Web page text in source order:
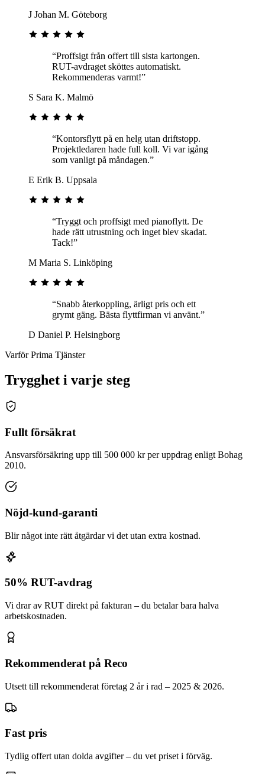
J Johan M. Göteborg
“Proffsigt från offert till sista kartongen.
RUT-avdraget sköttes automatiskt.
Rekommenderas varmt!”
S Sara K. Malmö
“Kontorsflytt på en helg utan driftstopp.
Projektledaren hade full koll. Vi var igång
som vanligt på måndagen.”
E Erik B. Uppsala
“Tryggt och proffsigt med pianoflytt. De
hade rätt utrustning och inget blev skadat.
Tack!”
M Maria S. Linköping
“Snabb återkoppling, ärligt pris och ett
grymt gäng. Bästa flyttfirman vi använt.”
D Daniel P. Helsingborg
Varför Prima Tjänster
Trygghet i varje steg
Fullt försäkrat
Ansvarsförsäkring upp till 500 000 kr per uppdrag enligt Bohag
2010.
Nöjd-kund-garanti
Blir något inte rätt åtgärdar vi det utan extra kostnad.
50% RUT-avdrag
Vi drar av RUT direkt på fakturan – du betalar bara halva
arbetskostnaden.
Rekommenderat på Reco
Utsett till rekommenderat företag 2 år i rad – 2025 & 2026.
Fast pris
Tydlig offert utan dolda avgifter – du vet priset i förväg.